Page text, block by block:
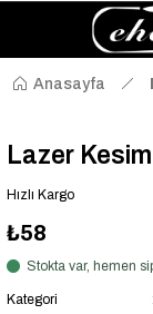
Size Özel
Anasayfa
Lazer
Hızlı Kargo
₺58
Stokta var, hemen
Kategori